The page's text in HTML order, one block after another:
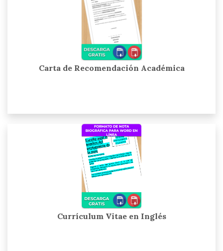
Carta de Recomendación Académica
Currículum Vitae en Inglés